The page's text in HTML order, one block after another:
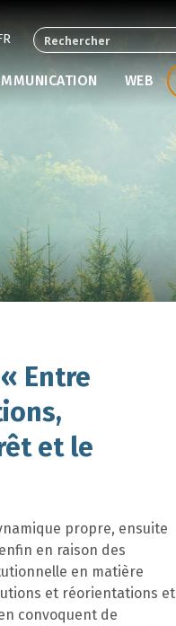
WEB
Entre
et le
propre, ensuite
en raison des
en matière
et réorientations et
convoquent de